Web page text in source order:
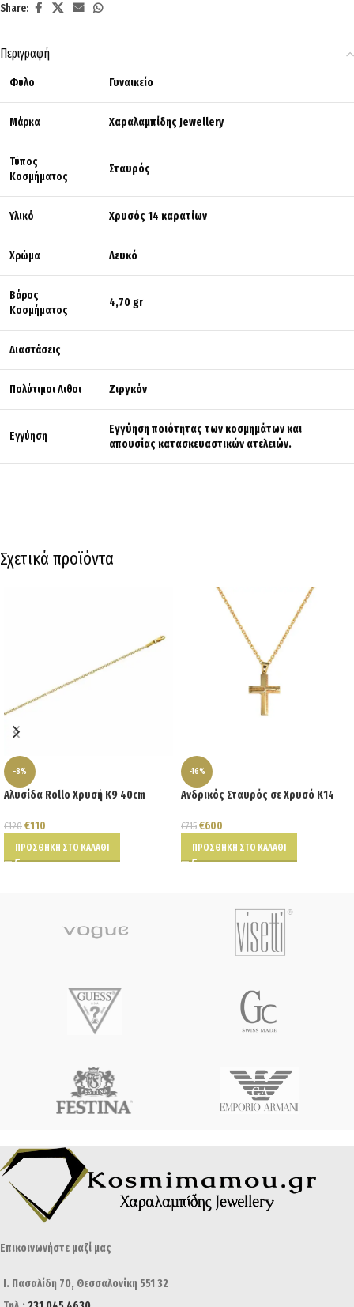
Share:
Περιγραφή
Φύλο Γυναικείο
Μάρκα Χαραλαμπίδης Jewellery
Τύπος
Κοσμήματος
Σταυρός
Υλικό Χρυσός 14 καρατίων
Χρώμα Λευκό
Βάρος
Κοσμήματος
4,70 gr
Διαστάσεις
Πολύτιμοι Λιθοι Ζιργκόν
Εγγύηση
Εγγύηση ποιότητας των κοσμημάτων και
απουσίας κατασκευαστικών ατελειών.
Σχετικά προϊόντα
-8%
Αλυσίδα Rollo Χρυσή Κ9 40cm
€120 €110
ΠΡΟΣΘΉΚΗ ΣΤΟ ΚΑΛΆΘΙ
-16%
Ανδρικός Σταυρός σε Χρυσό Κ14
€715 €600
ΠΡΟΣΘΉΚΗ ΣΤΟ ΚΑΛΆΘΙ
Επικοινωνήστε μαζί μας
Ι. Πασαλίδη 70, Θεσσαλονίκη 551 32